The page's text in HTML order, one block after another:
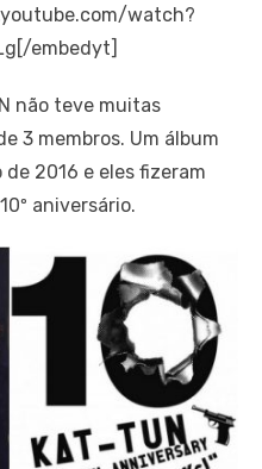
watch?
embedyt]
não teve muitas
3 membros. Um álbum
2016 e eles fizeram
aniversário.